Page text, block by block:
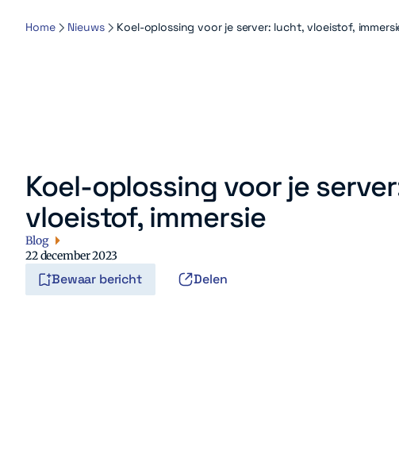
Home Nieuws Koel-oplossing voor je server: lucht, vloeistof,
Koel-oplossing voor je
vloeistof, immersie
Blog
22 december 2023
Bewaar bericht Delen